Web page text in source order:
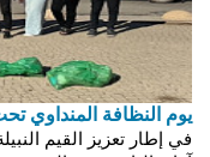
يوم النظافة المنداوي
في إطار تعزيز القيم